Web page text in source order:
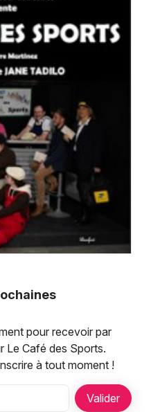
pour recevoir par
Le Café des Sports.
à tout moment !